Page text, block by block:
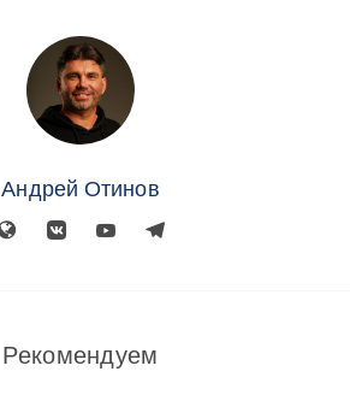
Андрей Отинов
Рекомендуем